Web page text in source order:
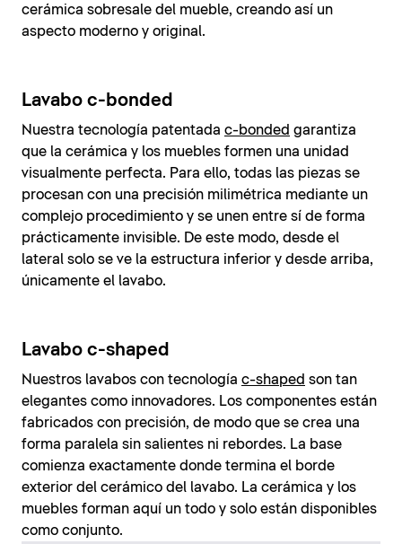
cerámica sobresale del mueble, creando así un
aspecto moderno y original.
Lavabo c-bonded
Nuestra tecnología patentada c-bonded garantiza
que la cerámica y los muebles formen una unidad
visualmente perfecta. Para ello, todas las piezas se
procesan con una precisión milimétrica mediante un
complejo procedimiento y se unen entre sí de forma
prácticamente invisible. De este modo, desde el
lateral solo se ve la estructura inferior y desde arriba,
únicamente el lavabo.
Lavabo c-shaped
Nuestros lavabos con tecnología c-shaped son tan
elegantes como innovadores. Los componentes están
fabricados con precisión, de modo que se crea una
forma paralela sin salientes ni rebordes. La base
comienza exactamente donde termina el borde
exterior del cerámico del lavabo. La cerámica y los
muebles forman aquí un todo y solo están disponibles
como conjunto.